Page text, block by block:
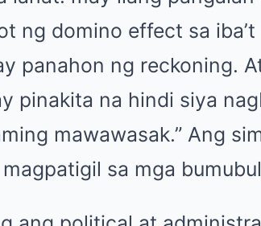
ng domino effect sa
panahon ng reckoning.
pinakita na hindi siya
mawawasak.” Ang
sa mga